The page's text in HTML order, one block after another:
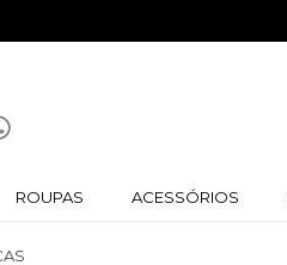
ROUPAS ACESSÓRIOS